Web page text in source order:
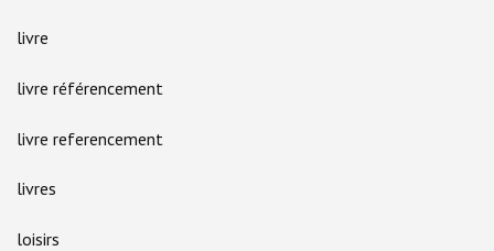
livre
livre référencement
livre referencement
livres
loisirs